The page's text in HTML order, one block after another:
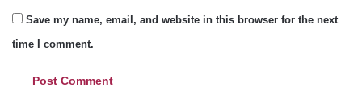
Save my name, email, and website in this browser for the next
time I comment.